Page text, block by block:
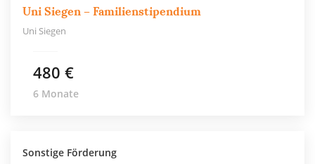
Uni Siegen – Familienstipendium
Uni Siegen
480 €
6 Monate
Sonstige Förderung